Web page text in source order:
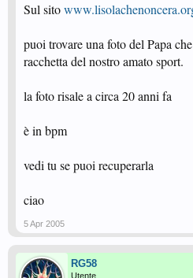
Sul sito
puoi trovare una foto del Papa
racchetta del nostro amato sport.
la foto risale a circa 20 anni fa
è in bpm
vedi tu se puoi recuperarla
ciao
5 Apr 2005
RG58
Utente